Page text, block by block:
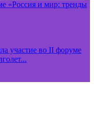
«Россия и мир: тренды
участие во II форуме